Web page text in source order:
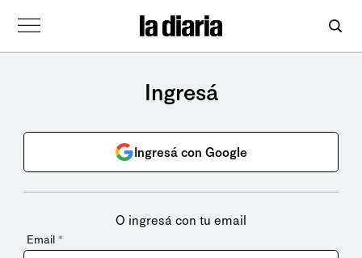
Ingresá
Ingresá con Google
O ingresá con tu email
Email *